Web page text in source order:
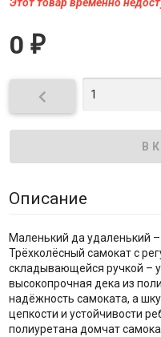
Этот товар временно
0 ₽

Описание
Маленький да удаленький
Трёхколёсный самокат с
складывающейся ручкой –
высокопрочная дека из
надёжность самоката, а
цепкости и устойчивости
полиуретана домчат